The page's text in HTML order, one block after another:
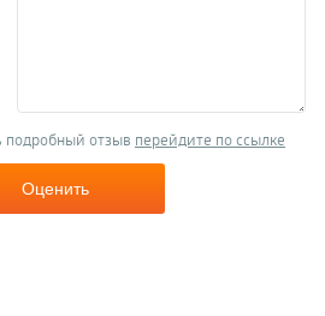
подробный отзыв перейдите по ссылке
Оценить